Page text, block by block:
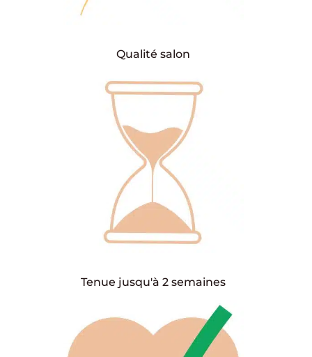
Qualité salon
Tenue jusqu'à 2 semaines